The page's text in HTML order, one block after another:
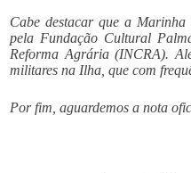
Cabe destacar que a
pela Fundação Cultural
Reforma Agrária (INCRA).
militares na Ilha, que com
Por fim, aguardemos a nota